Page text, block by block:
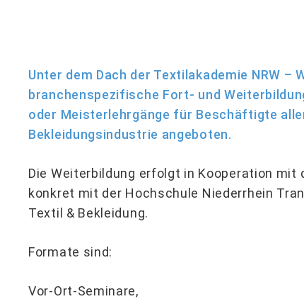
Unter dem Dach der Textilakademie NRW –
branchenspezifische Fort- und
oder Meisterlehrgänge für Beschäftigte
Bekleidungsindustrie angeboten.
Die Weiterbildung erfolgt in Kooperation mit
konkret mit der Hochschule Niederrhein
Textil & Bekleidung.
Formate sind:
Vor-Ort-Seminare,